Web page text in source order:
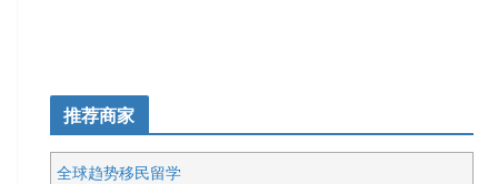
推荐商家
全球趋势移民留学